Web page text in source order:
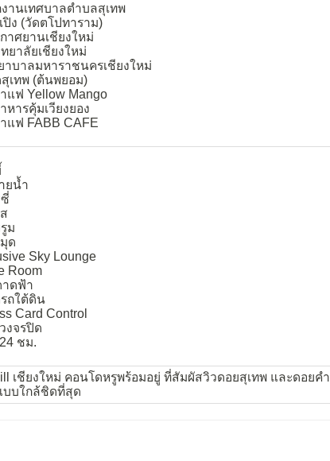
านเทศบาลตำบลสุเทพ
ปิง (วัดตโปทาราม)
าศยานเชียงใหม่
ยาลัยเชียงใหม่
าบาลมหาราชนครเชียงใหม่
เทพ (ต้นพยอม)
แฟ Yellow Mango
หารคุ้มเวียงยอง
แฟ FABB CAFE
ยน้ำ
ม
ด
Sky Lounge
Room
ดฟ้า
ถใต้ดิน
Card Control
งจรปิด
ชม.
เชียงใหม่ คอนโดหรูพร้อมอยู่ ที่สัมผัสวิวดอยสุเทพ และดอยคำ
บบใกล้ชิดที่สุด